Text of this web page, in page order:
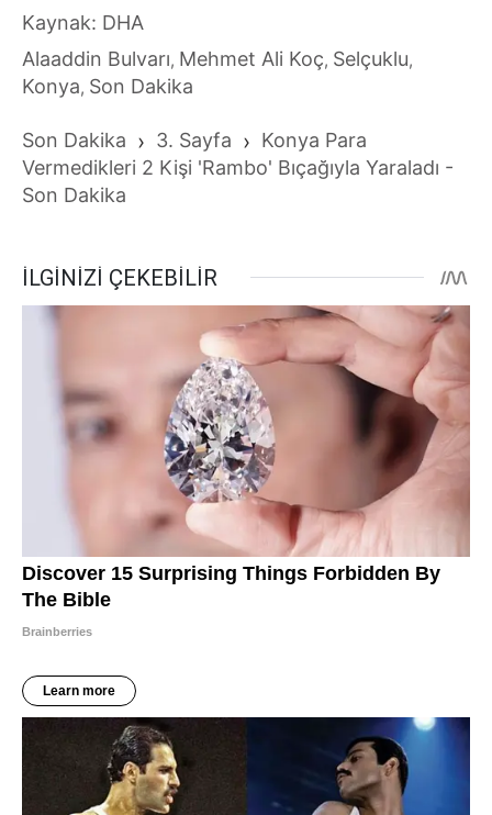
Kaynak: DHA
Alaaddin Bulvarı, Mehmet Ali Koç, Selçuklu,
Konya, Son Dakika
Son Dakika › 3. Sayfa › Konya Para
Vermedikleri 2 Kişi 'Rambo' Bıçağıyla Yaraladı -
Son Dakika